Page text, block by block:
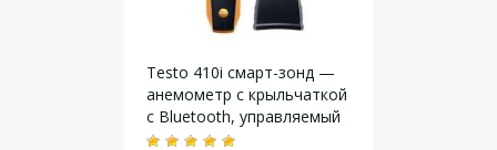
Testo 410i смарт-зонд —
анемометр с крыльчаткой
с Bluetooth, управляемый
со смартфона/планшета